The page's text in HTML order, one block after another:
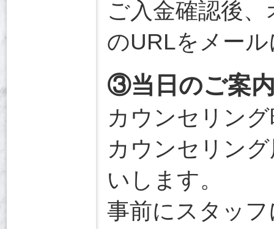
ご入金確認後
のURLをメー
③当日のご案
カウンセリン
カウンセリン
いします。
事前にスタッ